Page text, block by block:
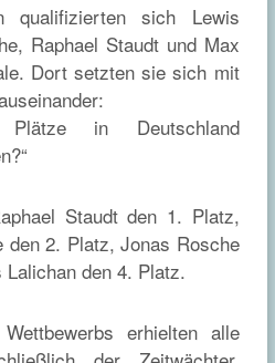
qualifizierten sich Lewis
Raphael Staudt und Max
Dort setzten sie sich mit
Plätze in Deutschland
“
Staudt den 1. Platz,
den 2. Platz, Jonas Rosche
den 4. Platz.
erhielten alle